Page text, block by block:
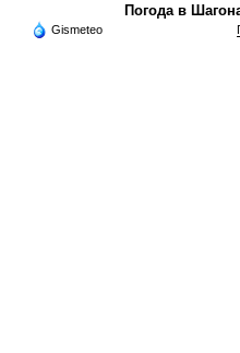
Погода в
Gismeteo